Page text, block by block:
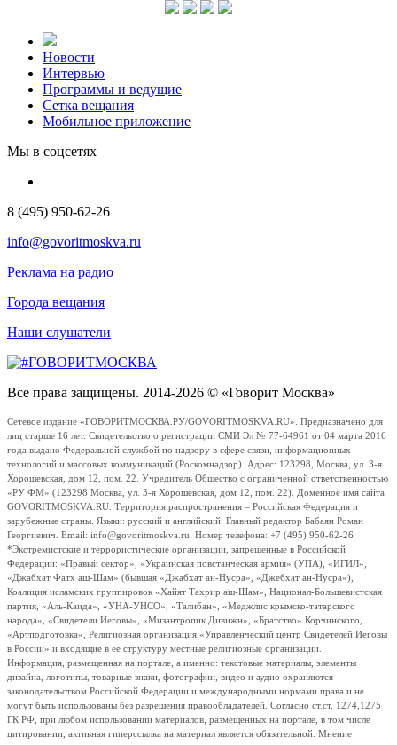
Новости
Интервью
Программы и ведущие
Сетка вещания
Мобильное приложение
Мы в соцсетях
8 (495) 950-62-26
info@govoritmoskva.ru
Реклама на радио
Города вещания
Наши слушатели
Все права защищены. 2014-2026 © «Говорит Москва»
Сетевое издание «ГОВОРИТМОСКВА.РУ/GOVORITMOSKVA.RU». Предназначено для
лиц старше 16 лет. Свидетельство о регистрации СМИ Эл № 77-64961 от 04 марта 2016
года выдано Федеральной службой по надзору в сфере связи, информационных
технологий и массовых коммуникаций (Роскомнадзор). Адрес: 123298, Москва, ул. 3-я
Хорошевская, дом 12, пом. 22. Учредитель Общество с ограниченной ответственностью
«РУ ФМ» (123298 Москва, ул. 3-я Хорошевская, дом 12, пом. 22). Доменное имя сайта
GOVORITMOSKVA.RU. Территория распространения – Российская Федерация и
зарубежные страны. Языки: русский и английский. Главный редактор Бабаян Роман
Георгиевич. Email: info@govoritmoskva.ru. Номер телефона: +7 (495) 950-62-26
*Экстремистские и террористические организации, запрещенные в Российской
Федерации: «Правый сектор», «Украинская повстанческая армия» (УПА), «ИГИЛ»,
«Джабхат Фатх аш-Шам» (бывшая «Джабхат ан-Нусра», «Джебхат ан-Нусра»),
Коалиция исламских группировок «Хайят Тахрир аш-Шам», Национал-Большевистская
партия, «Аль-Каида», «УНА-УНСО», «Талибан», «Меджлис крымско-татарского
народа», «Свидетели Иеговы», «Мизантропик Дивижн», «Братство» Корчинского,
«Артподготовка», Религиозная организация «Управленческий центр Свидетелей Иеговы
в России» и входящие в ее структуру местные религиозные организации.
Информация, размещенная на портале, а именно: текстовые материалы, элементы
дизайна, логотипы, товарные знаки, фотографии, видео и аудио охраняются
законодательством Российской Федерации и международными нормами права и не
могут быть использованы без разрешения правообладателей. Согласно ст.ст. 1274,1275
ГК РФ, при любом использовании материалов, размещенных на портале, в том числе
цитировании, активная гиперссылка на материал является обязательной. Мнение